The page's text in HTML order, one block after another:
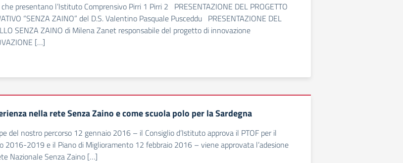
presentano l’Istituto Comprensivo Pirri 1 Pirri 2 PRESENTAZIONE DEL PROGETTO
“SENZA ZAINO” del D.S. Valentino Pasquale Pusceddu PRESENTAZIONE DEL
SENZA ZAINO di Milena Zanet responsabile del progetto di innovazione
[…]
nella rete Senza Zaino e come scuola polo per la Sardegna
del nostro percorso 12 gennaio 2016 – il Consiglio d’Istituto approva il PTOF per il
2016-2019 e il Piano di Miglioramento 12 febbraio 2016 – viene approvata l’adesione
Nazionale Senza Zaino […]